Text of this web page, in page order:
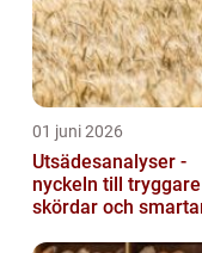
01 juni 2026
Utsädesanalyser -
nyckeln till tryggare
skördar och